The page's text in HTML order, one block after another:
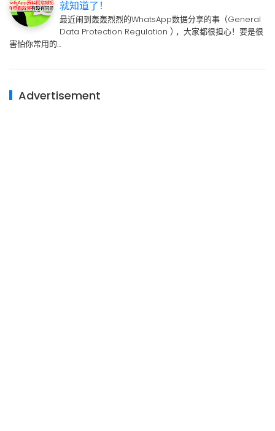
就知道了！
最近闹到轰轰烈烈的WhatsApp数据分享的事（General
Data Protection Regulation ) ，大家都很担心！要是很
害怕你常用的…
Advertisement